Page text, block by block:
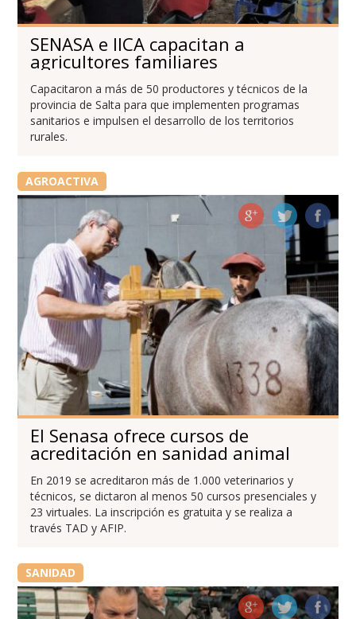
SENASA e IICA capacitan a
agricultores familiares
Capacitaron a más de 50 productores y técnicos de la
provincia de Salta para que implementen programas
sanitarios e impulsen el desarrollo de los territorios
rurales.
AGROACTIVA
El Senasa ofrece cursos de
acreditación en sanidad animal
En 2019 se acreditaron más de 1.000 veterinarios y
técnicos, se dictaron al menos 50 cursos presenciales y
23 virtuales. La inscripción es gratuita y se realiza a
través TAD y AFIP.
SANIDAD